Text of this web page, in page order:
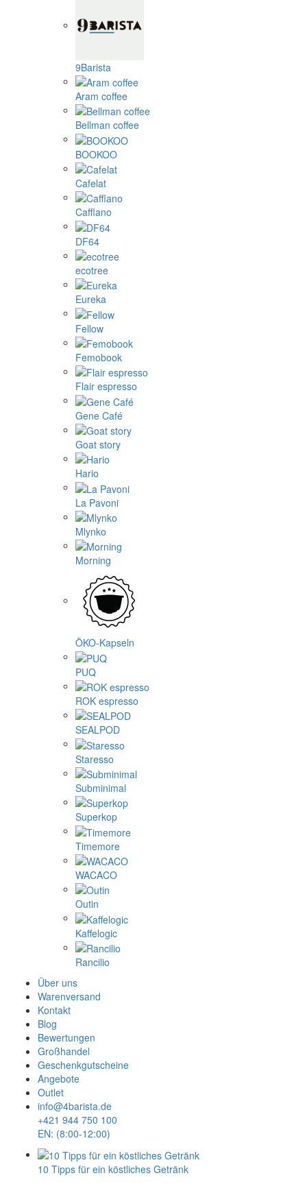
9Barista
Aram coffee
Bellman coffee
BOOKOO
Cafelat
Cafflano
DF64
ecotree
Eureka
Fellow
Femobook
Flair espresso
Gene Café
Goat story
Hario
La Pavoni
Mlynko
Morning
ÖKO-Kapseln
PUQ
ROK espresso
SEALPOD
Staresso
Subminimal
Superkop
Timemore
WACACO
Outin
Kaffelogic
Rancilio
Über uns
Warenversand
Kontakt
Blog
Bewertungen
Großhandel
Geschenkgutscheine
Angebote
Outlet
info@4barista.de
+421 944 750 100
EN: (8:00-12:00)
10 Tipps für ein köstliches Getränk